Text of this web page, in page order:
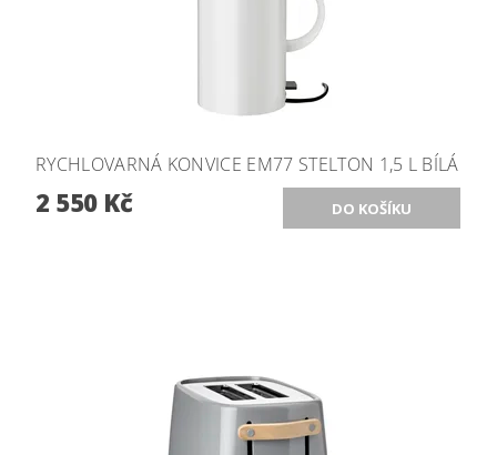
RYCHLOVARNÁ KONVICE EM77 STELTON 1,5 L BÍLÁ
2 550 Kč